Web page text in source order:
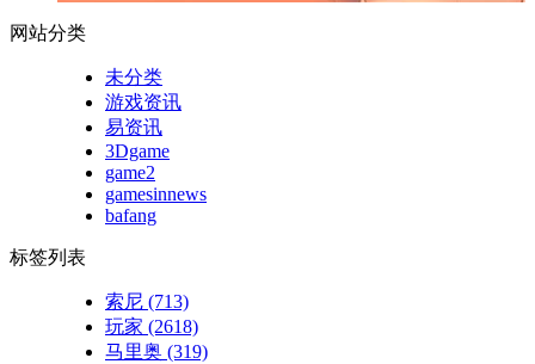
网站分类
未分类
游戏资讯
易资讯
3Dgame
game2
gamesinnews
bafang
标签列表
索尼 (713)
玩家 (2618)
马里奥 (319)